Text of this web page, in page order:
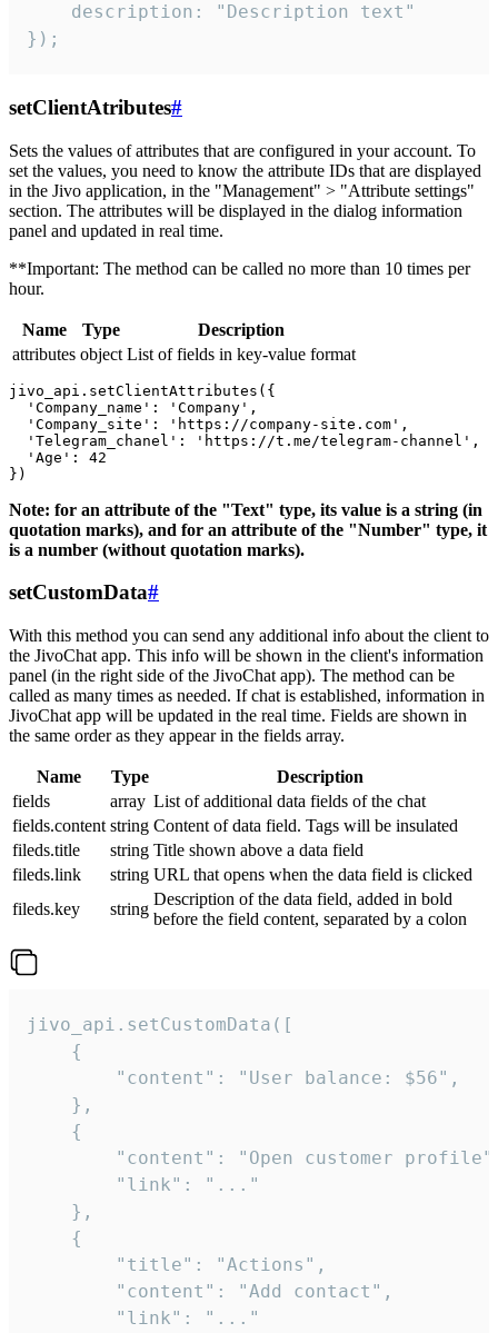
    description: "Description text"
});
setClientAtributes#
Sets the values ​​of attributes that are configured in your account. To
set the values, you need to know the attribute IDs that are displayed
in the Jivo application, in the "Management" > "Attribute settings"
section. The attributes will be displayed in the dialog information
panel and updated in real time.
**Important: The method can be called no more than 10 times per
hour.
Name Type
Description
attributes object List of fields in key-value format
jivo_api.setClientAttributes({
  'Company_name': 'Company',
  'Company_site': 'https://company-site.com',
  'Telegram_chanel': 'https://t.me/telegram-channel',
  'Age': 42
Note: for an attribute of the "Text" type, its value is a string (in
quotation marks), and for an attribute of the "Number" type, it
is a number (without quotation marks).
setCustomData#
With this method you can send any additional info about the client to
the JivoChat app. This info will be shown in the client's information
panel (in the right side of the JivoChat app). The method can be
called as many times as needed. If chat is established, information in
JivoChat app will be updated in the real time. Fields are shown in
the same order as they appear in the fields array.
Name Type
Description
fields
array List of additional data fields of the chat
fields.content string Content of data field. Tags will be insulated
fileds.title
string Title shown above a data field
fileds.link
string URL that opens when the data field is clicked
fileds.key
string
Description of the data field, added in bold
before the field content, separated by a colon
jivo_api.setCustomData([
    {
        "content": "User balance: $56",
    },
    {
"content": "Open customer
        "link": "..."
    },
    {
        "title": "Actions",
        "content": "Add contact",
        "link": "..."